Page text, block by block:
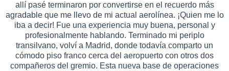
allí pasé terminaron por convertirse en el recuerdo más
agradable que me llevo de mi actual aerolínea. ¡Quien me lo
iba a decir! Fue una experiencia muy buena, personal y
profesionalmente hablando. Terminado mi periplo
transilvano, volví a Madrid, donde todavía comparto un
cómodo piso franco cerca del aeropuerto con otros dos
compañeros del gremio. Esta nueva base de operaciones